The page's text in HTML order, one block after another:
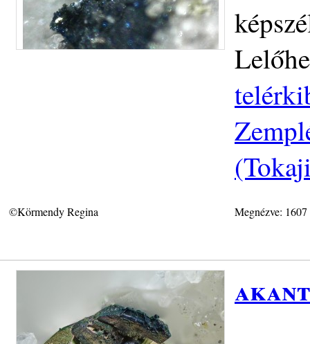
©Körmendy Regina Megnézve: